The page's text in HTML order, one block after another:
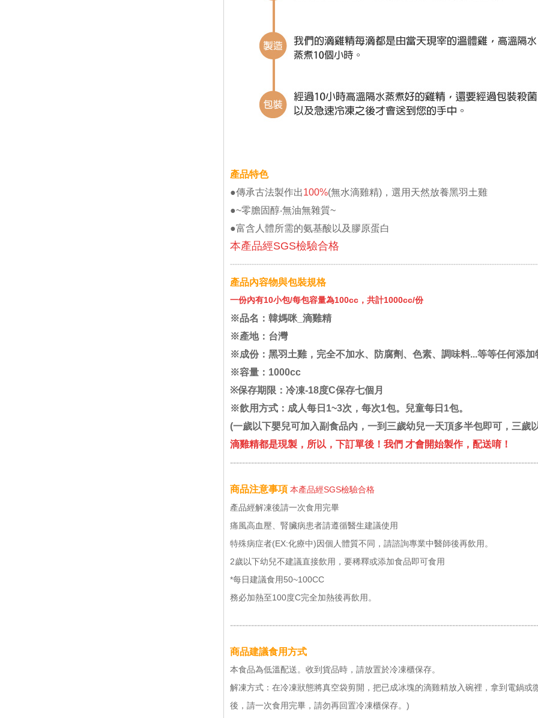
產品特色
●傳承古法製作出100%(無水滴雞精)，選用天然放養黑羽土雞
●~零膽固醇‧無油無雜質~
●富含人體所需的氨基酸以及膠原蛋白
本產品經SGS檢驗合格
產品內容物與包裝規格
一份內有10小包/每包容量為100cc， 共計1000cc/份
※品名： 韓媽咪_滴雞精
※產地：台灣
※成份：黑羽土雞，完全不加水、防腐劑、色素、調味料...等等任何添加
※容量：1000cc
※保存期限：冷凍-18度C保存七個月
※飲用方式：成人每日1~3次，每次1包。兒童每日1包。
(一歲以下嬰兒可加入副食品內，一到三歲幼兒一天頂多半包即可，三歲
滴雞精都是現製，所以，下訂單後！我們 才會開始製作，配送唷！
商品注意事項 本產品經SGS檢驗合格
產品經解凍後請一次食用完畢
痛風高血壓、腎臟病患者請遵循醫生建議使用
特殊病症者(EX:化療中)因個人體質不同，請諮詢專業中醫師後再飲用。
2歲以下幼兒不建議直接飲用，要稀釋或添加食品即可食用
*每日建議食用50~100CC
務必加熱至100度C完全加熱後再飲用。
商品建議食用方式
本食品為低溫配送。收到貨品時，請放置於冷凍櫃保存。
解凍方式：在冷凍狀態將真空袋剪開，把已成冰塊的滴雞精放入碗裡，拿到電鍋或
後，請一次食用完畢，請勿再回置冷凍櫃保存。)